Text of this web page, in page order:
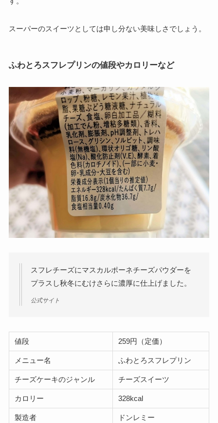
スーパーのスイーツとしては申し分ない美味しさでしょう。
ふわとろスフレプリンの値段やカロリーなど
スフレチーズにマスカルポーネチーズパウダーを
プラスし秋冬にむけさらに濃厚に仕上げました。
公式サイト
値段 259円（定価）
メニュー名 ふわとろスフレプリン
チーズケーキのジャンル チーズスイーツ
カロリー 328kcal
製造者 ドンレミー